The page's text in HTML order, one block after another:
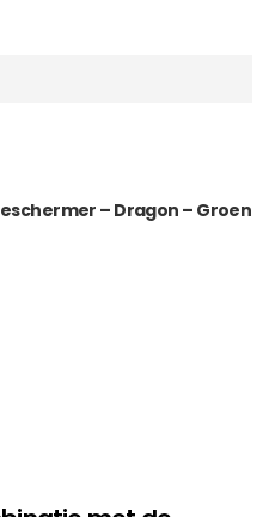
– Dragon – Groen